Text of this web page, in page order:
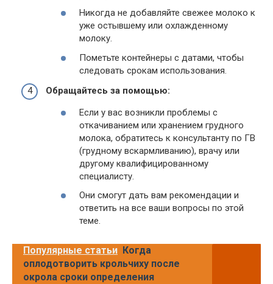
Никогда не добавляйте свежее молоко к
уже остывшему или охлажденному
молоку.
Пометьте контейнеры с датами, чтобы
следовать срокам использования.
Обращайтесь за помощью:
Если у вас возникли проблемы с
откачиванием или хранением грудного
молока, обратитесь к консультанту по ГВ
(грудному вскармливанию), врачу или
другому квалифицированному
специалисту.
Они смогут дать вам рекомендации и
ответить на все ваши вопросы по этой
теме.
Популярные статьи Когда
оплодотворить крольчиху после
окрола сроки определения